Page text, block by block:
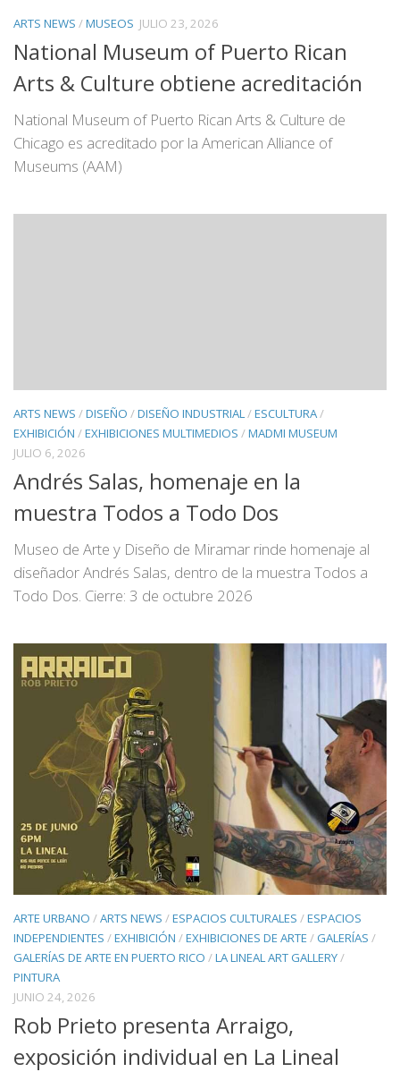
ARTS NEWS /MUSEOS JULIO 23, 2026
National Museum of Puerto Rican
Arts & Culture obtiene acreditación
National Museum of Puerto Rican Arts & Culture de
Chicago es acreditado por la American Alliance of
Museums (AAM)
ARTS NEWS /DISEÑO /DISEÑO INDUSTRIAL/ESCULTURA/
EXHIBICIÓN /EXHIBICIONES MULTIMEDIOS /MADMI MUSEUM
JULIO 6, 2026
Andrés Salas, homenaje en la
muestra Todos a Todo Dos
Museo de Arte y Diseño de Miramar rinde homenaje al
diseñador Andrés Salas, dentro de la muestra Todos a
Todo Dos. Cierre: 3 de octubre 2026
ARTE URBANO /ARTS NEWS /ESPACIOS CULTURALES /ESPACIOS
INDEPENDIENTES /EXHIBICIÓN /EXHIBICIONES DE ARTE / GALERÍAS /
GALERÍAS DE ARTE EN PUERTO RICO /LA LINEAL ART GALLERY/
PINTURA
JUNIO 24, 2026
Rob Prieto presenta Arraigo,
exposición individual en La Lineal